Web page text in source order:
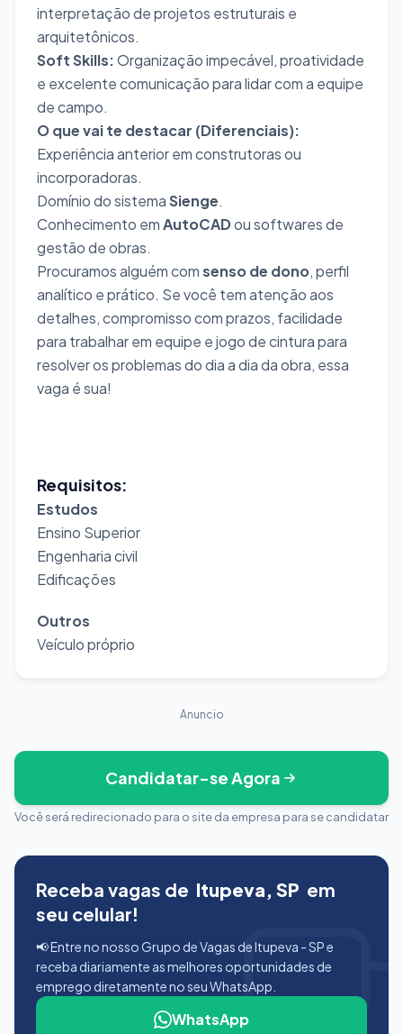
interpretação de projetos estruturais e
arquitetônicos.
Soft Skills:Organização impecável, proatividade
e excelente comunicação para lidar com a equipe
de campo.
O que vai te destacar (Diferenciais):
Experiência anterior em construtoras ou
incorporadoras.
Domínio do sistemaSienge.
Conhecimento emAutoCADou softwares de
gestão de obras.
Procuramos alguém comsenso de dono, perfil
analítico e prático. Se você tem atenção aos
detalhes, compromisso com prazos, facilidade
para trabalhar em equipe e jogo de cintura para
resolver os problemas do dia a dia da obra, essa
vaga é sua!
Requisitos:
Estudos
Ensino Superior
Engenharia civil
Edificações
Outros
Veículo próprio
Anuncio
Candidatar-se Agora
Você será redirecionado para o site da empresa para se candidatar
Receba vagas de Itupeva, SP em
seu celular!
📢 Entre no nosso Grupo de Vagas de Itupeva - SP e
receba diariamente as melhores oportunidades de
emprego diretamente no seu WhatsApp.
WhatsApp